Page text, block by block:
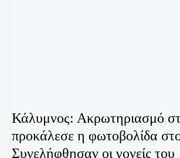
Κάλυμνος: Ακρωτηριασμό
προκάλεσε η φωτοβολίδα
Συνελήφθησαν οι γονείς του